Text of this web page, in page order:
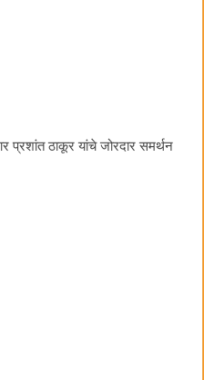
प्रशांत ठाकूर यांचे जोरदार समर्थन